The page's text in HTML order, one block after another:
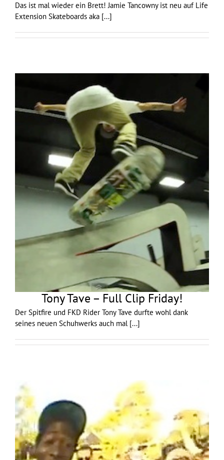
Das ist mal wieder ein Brett! Jamie Tancowny ist neu auf Life
Extension Skateboards aka [...]
Tony Tave – Full Clip Friday!
Der Spitfire und FKD Rider Tony Tave durfte wohl dank
seines neuen Schuhwerks auch mal [...]